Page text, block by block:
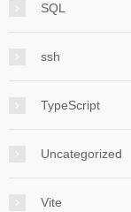
SQL
ssh
TypeScript
Uncategorized
Vite